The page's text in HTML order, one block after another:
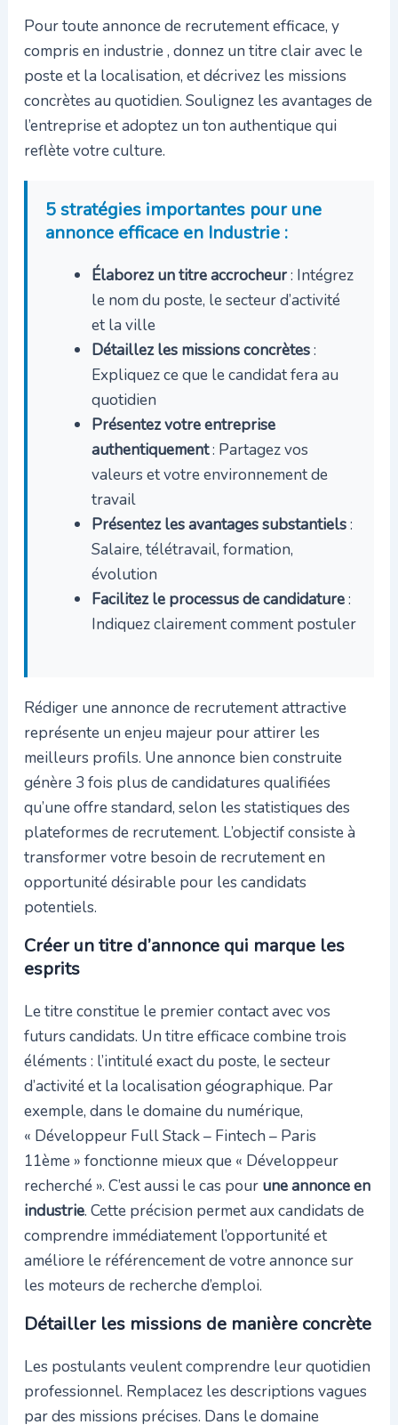
Pour toute annonce de recrutement efficace, y
compris en industrie , donnez un titre clair avec le
poste et la localisation, et décrivez les missions
concrètes au quotidien. Soulignez les avantages de
l’entreprise et adoptez un ton authentique qui
reflète votre culture.
5 stratégies importantes pour une
annonce efficace en Industrie :
Élaborez un titre accrocheur: Intégrez
le nom du poste, le secteur d’activité
et la ville
Détaillez les missions concrètes:
Expliquez ce que le candidat fera au
quotidien
Présentez votre entreprise
authentiquement: Partagez vos
valeurs et votre environnement de
travail
Présentez les avantages substantiels:
Salaire, télétravail, formation,
évolution
Facilitez le processus de candidature:
Indiquez clairement comment postuler
Rédiger une annonce de recrutement attractive
représente un enjeu majeur pour attirer les
meilleurs profils. Une annonce bien construite
génère 3 fois plus de candidatures qualifiées
qu’une offre standard, selon les statistiques des
plateformes de recrutement. L’objectif consiste à
transformer votre besoin de recrutement en
opportunité désirable pour les candidats
potentiels.
Créer un titre d’annonce qui marque les
esprits
Le titre constitue le premier contact avec vos
futurs candidats. Un titre efficace combine trois
éléments : l’intitulé exact du poste, le secteur
d’activité et la localisation géographique. Par
exemple, dans le domaine du numérique,
« Développeur Full Stack – Fintech – Paris
11ème » fonctionne mieux que « Développeur
recherché ». C’est aussi le cas pour une annonce en
industrie. Cette précision permet aux candidats de
comprendre immédiatement l’opportunité et
améliore le référencement de votre annonce sur
les moteurs de recherche d’emploi.
Détailler les missions de manière concrète
Les postulants veulent comprendre leur quotidien
professionnel. Remplacez les descriptions vagues
par des missions précises. Dans le domaine